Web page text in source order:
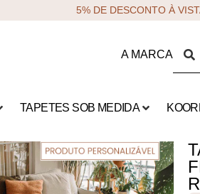
5% DE DESCONTO À
A MARCA
TAPETES SOB MEDIDA